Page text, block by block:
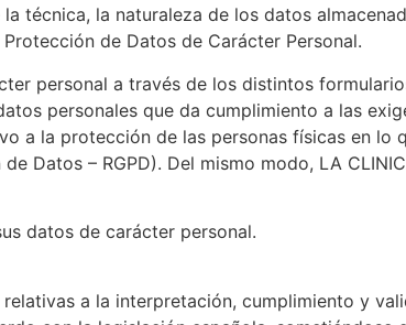
técnica, la naturaleza de los datos
de Datos de Carácter Personal.
personal a través de los distintos
personales que da cumplimiento a las
a la protección de las personas físicas en
Datos – RGPD). Del mismo modo, LA
datos de carácter personal.
a la interpretación, cumplimiento y